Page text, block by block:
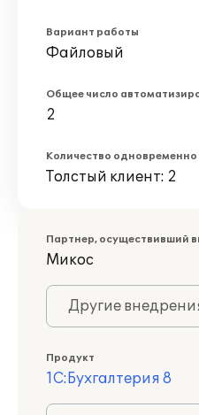
Вариант работы
Файловый
Общее число
2
Количество
Толстый клиент: 2
Партнер, осуществивший
Микос
Другие
Продукт
1С:Бухгалтерия 8